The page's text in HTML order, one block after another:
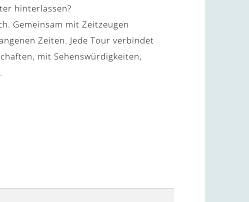
hinterlassen?
Gemeinsam mit Zeitzeugen
Zeiten. Jede Tour verbindet
mit Sehenswürdigkeiten,